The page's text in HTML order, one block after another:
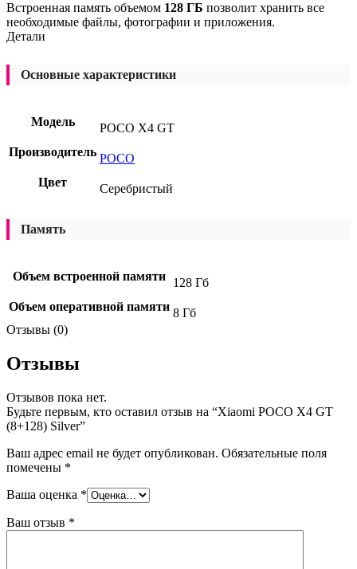
Встроенная память объемом 128 ГБ позволит хранить все
необходимые файлы, фотографии и приложения.
Детали
Основные характеристики
Модель
POCO X4 GT
Производитель POCO
Цвет
Серебристый
Память
Объем встроенной памяти 128 Гб
Объем оперативной памяти 8 Гб
Отзывы (0)
Отзывы
Отзывов пока нет.
Будьте первым, кто оставил отзыв на “Xiaomi POCO X4 GT
(8+128) Silver”
Ваш адрес email не будет опубликован. Обязательные поля
помечены *
Ваша оценка *
Ваш отзыв *